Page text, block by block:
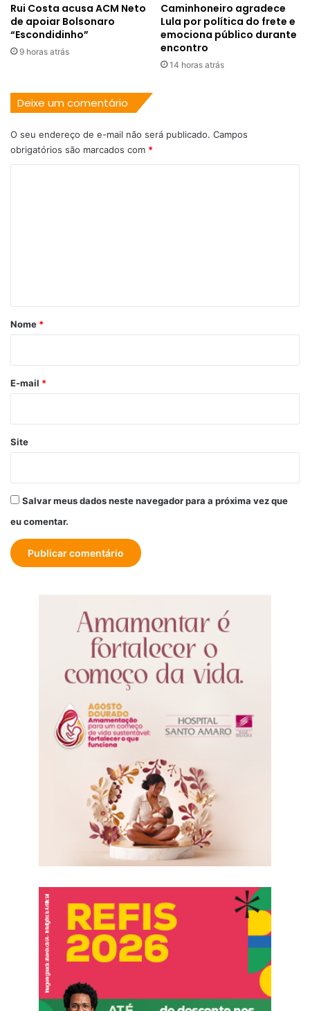
Rui Costa acusa ACM Neto
de apoiar Bolsonaro
“Escondidinho”
9 horas atrás
Caminhoneiro agradece
Lula por política do frete e
emociona público durante
encontro
14 horas atrás
Deixe um comentário
O seu endereço de e-mail não será publicado. Campos
obrigatórios são marcados com *
r
*
Nome *
E-mail *
Site
Salvar meus dados neste navegador para a próxima vez que
eu comentar.